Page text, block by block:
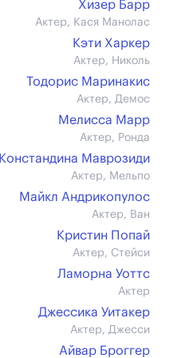
Хизер Барр
Актер, Кася Манолас
Кэти Харкер
Актер, Николь
Тодорис Маринакис
Актер, Демос
Мелисса Марр
Актер, Ронда
Констандина Маврозиди
Актер, Мельпо
Майкл Андрикопулос
Актер, Ван
Кристин Попай
Актер, Стейси
Ламорна Уоттс
Актер
Джессика Уитакер
Актер, Джесси
Айвар Броггер